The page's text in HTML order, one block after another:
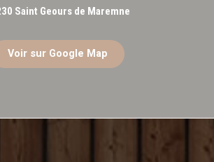
Saint Geours de Maremne
Voir sur Google Map